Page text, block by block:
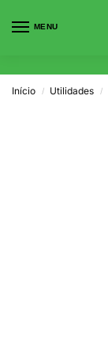
MENU
Início / Utilidades /